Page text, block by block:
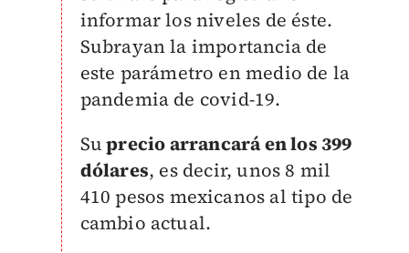
informar los niveles de éste.
Subrayan la importancia de
este parámetro en medio de la
pandemia de covid-19.
Suprecio arrancará en los 399
dólares, es decir, unos 8 mil
410 pesos mexicanos al tipo de
cambio actual.